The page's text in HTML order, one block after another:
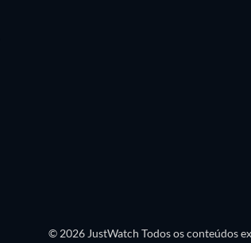
© 2026 JustWatch Todos os conteúdos